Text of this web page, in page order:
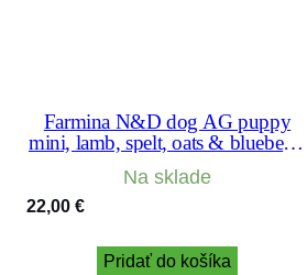
Farmina N&D dog AG puppy
mini, lamb, spelt, oats & blueberry
Na sklade
22,00 €
Pridať do košíka